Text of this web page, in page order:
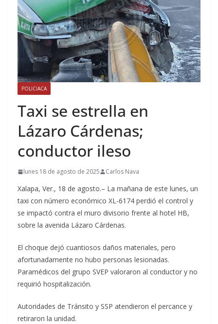
POLICIACA
Taxi se estrella en
Lázaro Cárdenas;
conductor ileso
lunes 18 de agosto de 2025 Carlos Nava
Xalapa, Ver., 18 de agosto.– La mañana de este lunes, un
taxi con número económico XL-6174 perdió el control y
se impactó contra el muro divisorio frente al hotel HB,
sobre la avenida Lázaro Cárdenas.
El choque dejó cuantiosos daños materiales, pero
afortunadamente no hubo personas lesionadas.
Paramédicos del grupo SVEP valoraron al conductor y no
requirió hospitalización.
Autoridades de Tránsito y SSP atendieron el percance y
retiraron la unidad.